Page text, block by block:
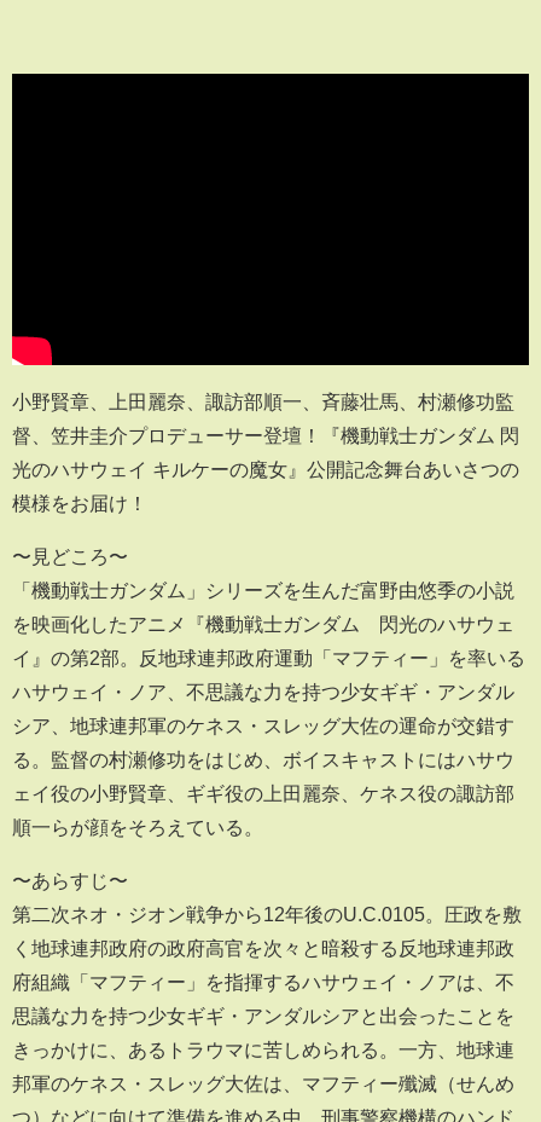
小野賢章、上田麗奈、諏訪部順一、斉藤壮馬、村瀬修功監
督、笠井圭介プロデューサー登壇！『機動戦士ガンダム 閃
光のハサウェイ キルケーの魔女』公開記念舞台あいさつの
模様をお届け！
〜見どころ〜
「機動戦士ガンダム」シリーズを生んだ富野由悠季の小説
を映画化したアニメ『機動戦士ガンダム 閃光のハサウェ
イ』の第2部。反地球連邦政府運動「マフティー」を率いる
ハサウェイ・ノア、不思議な力を持つ少女ギギ・アンダル
シア、地球連邦軍のケネス・スレッグ大佐の運命が交錯す
る。監督の村瀬修功をはじめ、ボイスキャストにはハサウ
ェイ役の小野賢章、ギギ役の上田麗奈、ケネス役の諏訪部
順一らが顔をそろえている。
〜あらすじ〜
第二次ネオ・ジオン戦争から12年後のU.C.0105。圧政を敷
く地球連邦政府の政府高官を次々と暗殺する反地球連邦政
府組織「マフティー」を指揮するハサウェイ・ノアは、不
思議な力を持つ少女ギギ・アンダルシアと出会ったことを
きっかけに、あるトラウマに苦しめられる。一方、地球連
邦軍のケネス・スレッグ大佐は、マフティー殲滅（せんめ
つ）などに向けて準備を進める中、刑事警察機構のハンド